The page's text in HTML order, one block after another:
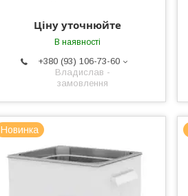
Ціну уточнюйте
В наявності
+380 (93) 106-73-60
Владислав -
замовлення
Новинка